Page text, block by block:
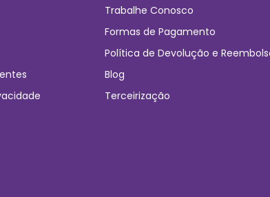
Trabalhe Conosco
Formas de Pagamento
Política de Devolução e
Blog
Terceirização